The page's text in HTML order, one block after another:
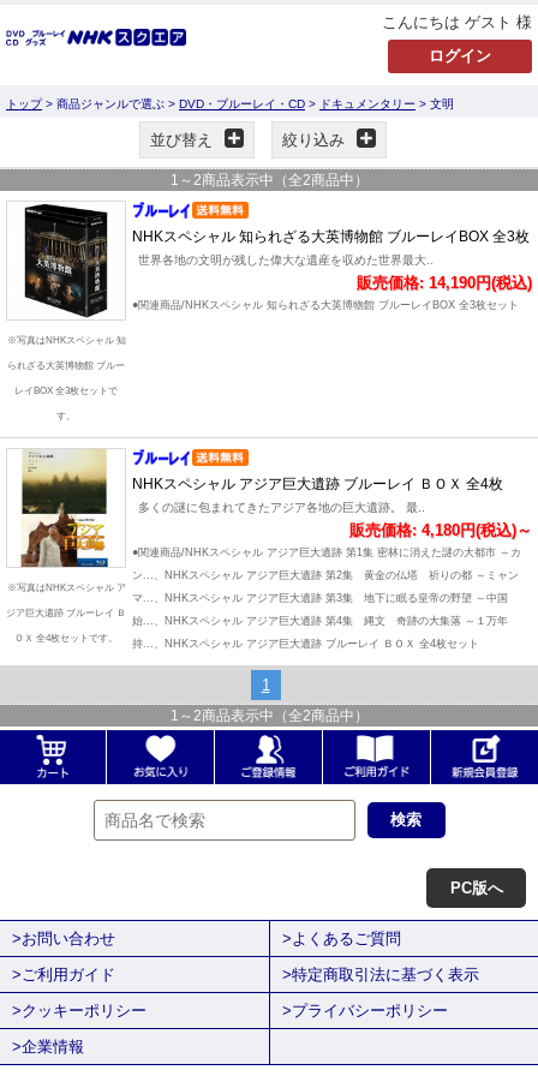
こんにちは ゲスト 様
トップ> 商品ジャンルで選ぶ > DVD・ブルーレイ・CD > ドキュメンタリー > 文明
並び替え 絞り込み
1 ～ 2商品表示中（全2商品中）
※写真はNHKスペシャル 知
られざる大英博物館 ブルー
レイBOX 全3枚セットで
す。
NHKスペシャル 知られざる大英博物館 ブルーレイBOX 全3枚
世界各地の文明が残した偉大な遺産を収めた世界最大..
販売価格: 14,190円(税込)
●関連商品/NHKスペシャル 知られざる大英博物館 ブルーレイBOX 全3枚セット
※写真はNHKスペシャル ア
ジア巨大遺跡 ブルーレイ Ｂ
ＯＸ 全4枚セットです。
NHKスペシャル アジア巨大遺跡 ブルーレイ ＢＯＸ 全4枚
多くの謎に包まれてきたアジア各地の巨大遺跡。 最..
販売価格: 4,180円(税込)～
●関連商品/NHKスペシャル アジア巨大遺跡 第1集 密林に消えた謎の大都市 ～カ
ン...、NHKスペシャル アジア巨大遺跡 第2集 黄金の仏塔 祈りの都 ～ミャン
マ...、NHKスペシャル アジア巨大遺跡 第3集 地下に眠る皇帝の野望 ～中国
始...、NHKスペシャル アジア巨大遺跡 第4集 縄文 奇跡の大集落 ～１万年
持...、NHKスペシャル アジア巨大遺跡 ブルーレイ ＢＯＸ 全4枚セット
1
1 ～ 2商品表示中（全2商品中）
PC版へ
>お問い合わせ
>よくあるご質問
>ご利用ガイド
>特定商取引法に基づく表示
>クッキーポリシー
>プライバシーポリシー
>企業情報